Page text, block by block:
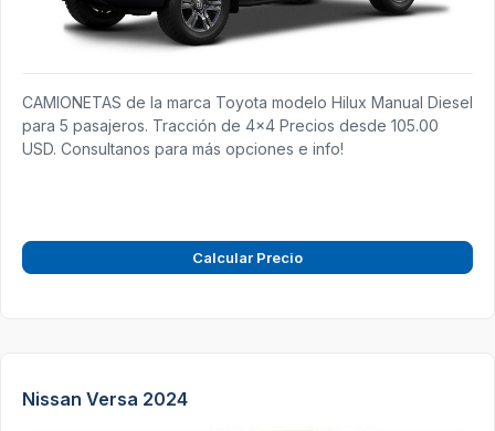
CAMIONETAS de la marca Toyota modelo Hilux Manual Diesel
para 5 pasajeros. Tracción de 4x4 Precios desde 105.00
USD. Consultanos para más opciones e info!
Calcular Precio
Nissan Versa 2024